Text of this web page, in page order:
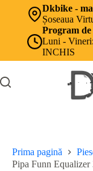
Dkbike -
Șoseaua
Program
Luni -
INCHIS
Prima pagină
Pipa Funn